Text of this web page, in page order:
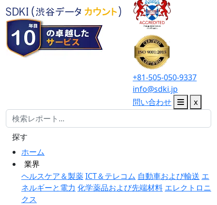
+81-505-050-9337
info@sdki.jp
問い合わせ
x
ホーム
業界
ヘルスケア＆製薬ICT＆テレコム 自動車および輸送 エ
ネルギーと電力 化学薬品および先端材料 エレクトロニ
クス
探す